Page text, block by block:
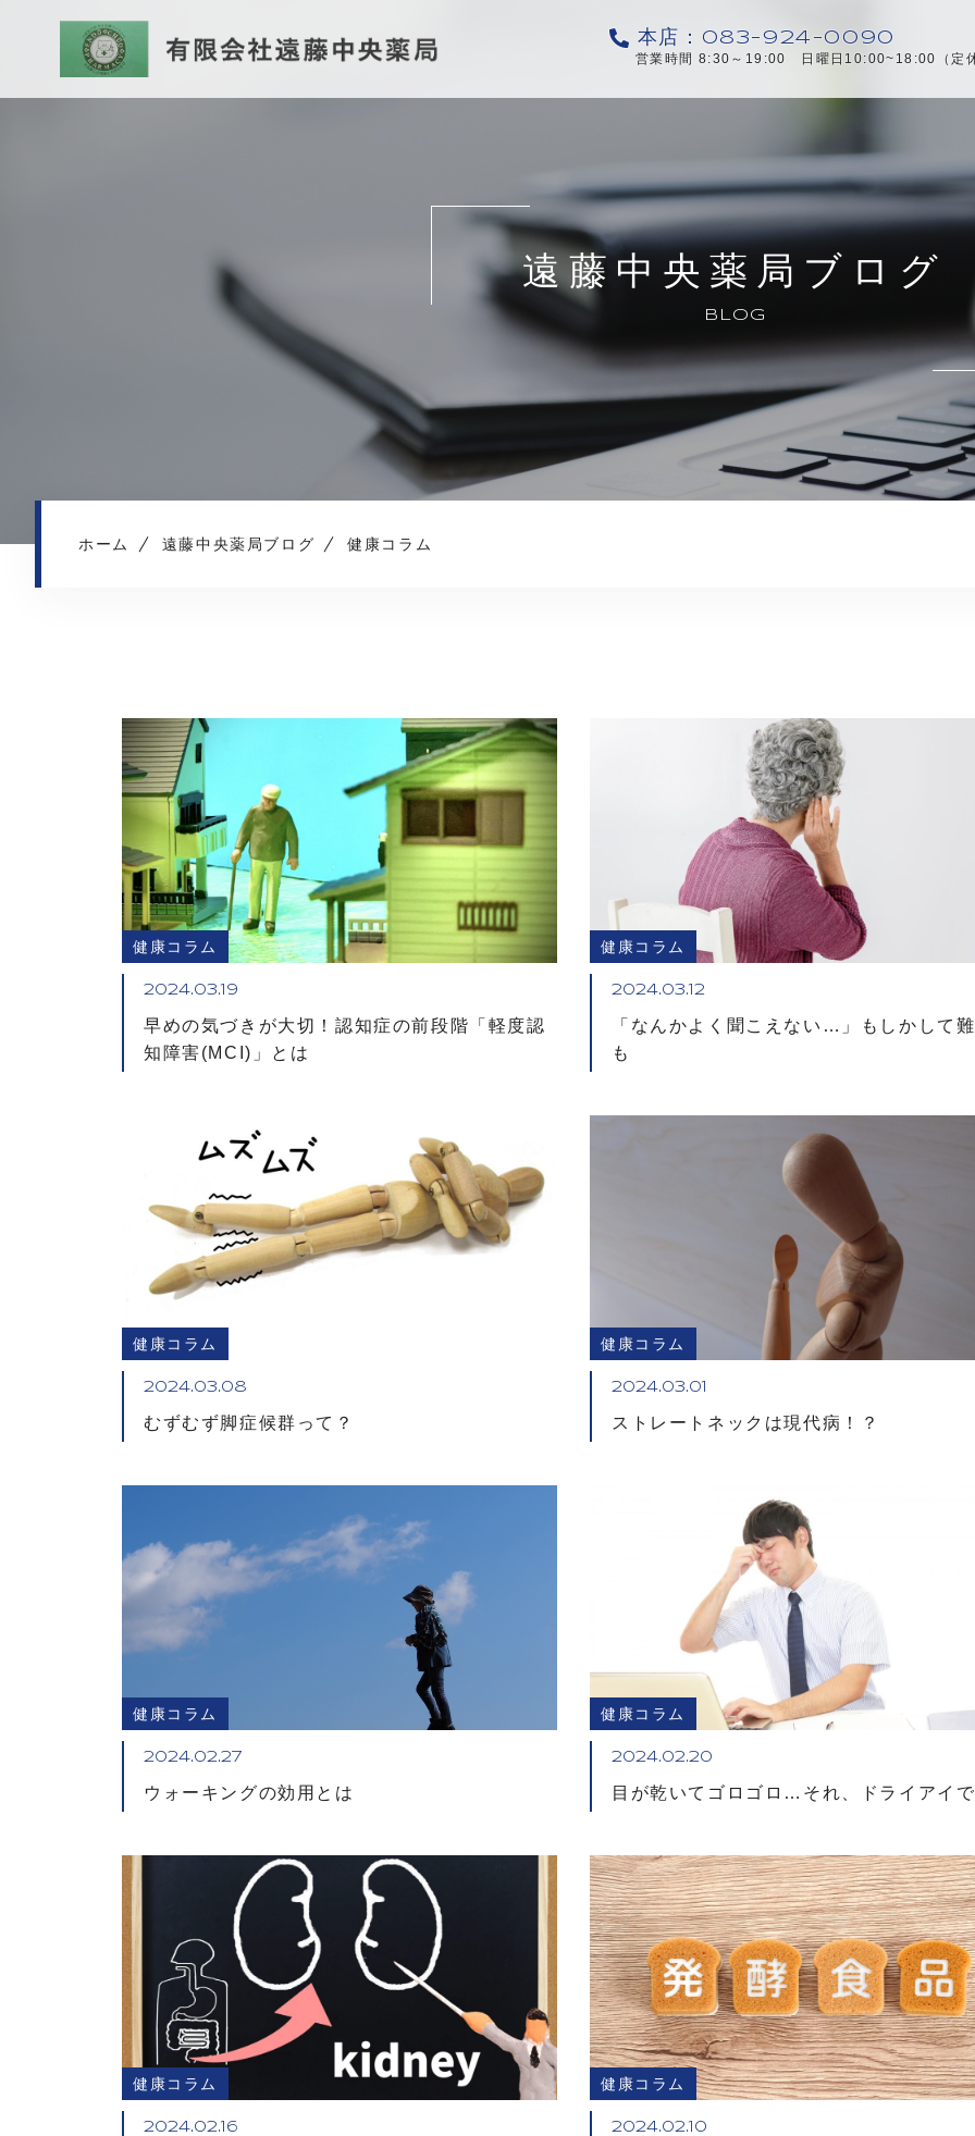
本店：083-924-0090
営業時間 8:30～19:00 日曜日10:00~18:00（定
遠藤中央薬局ブログ
BLOG
ホーム 遠藤中央薬局ブログ 健康コラム
健康コラム
2024.03.19
早めの気づきが大切！認知症の前段階「軽度認
知障害(MCI)」とは
健康コラム
2024.03.12
「なんかよく聞こえない…」もしかして
も
健康コラム
2024.03.08
むずむず脚症候群って？
健康コラム
2024.03.01
ストレートネックは現代病！？
健康コラム
2024.02.27
ウォーキングの効用とは
健康コラム
2024.02.20
目が乾いてゴロゴロ…それ、ドライアイ
健康コラム
2024.02.16
健康コラム
2024.02.10